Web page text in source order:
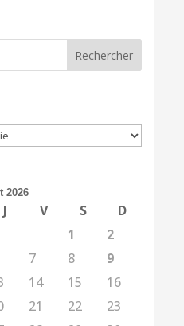
2026
J V S
D
1
2
7 8
9
14 15
16
21 22
23